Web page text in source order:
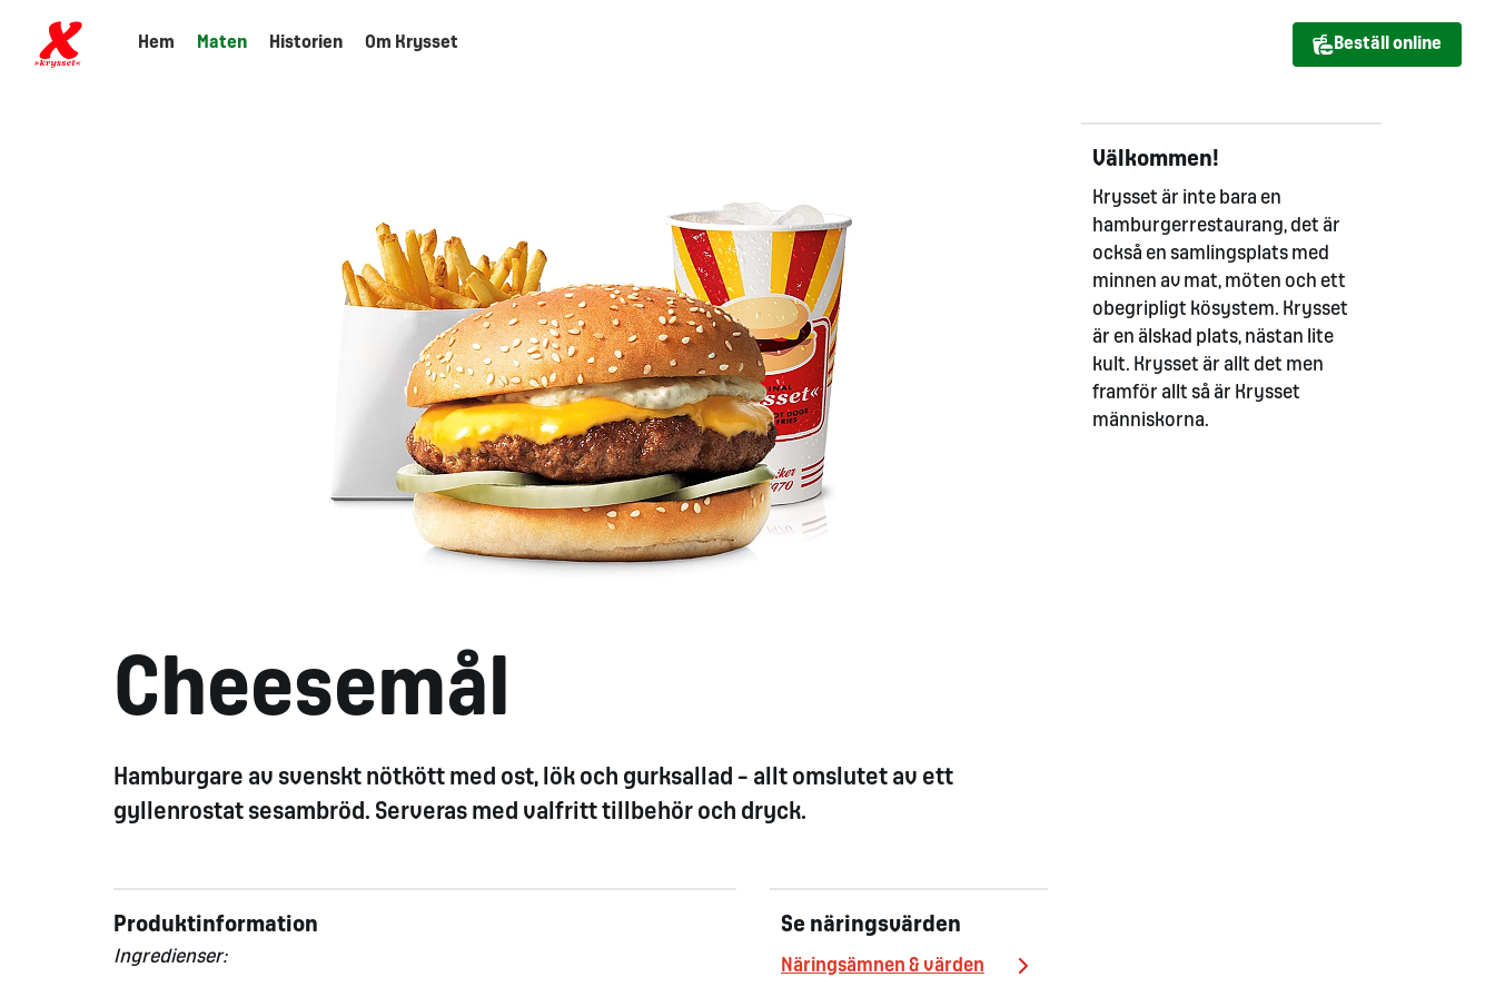
Hem Maten Historien Om Krysset Beställ online
Cheesemål
Hamburgare av svenskt nötkött med ost, lök och gurksallad – allt omslutet av ett
gyllenrostat sesambröd. Serveras med valfritt tillbehör och dryck.
Produktinformation
Ingredienser:
Se näringsvärden
Näringsämnen & värden
Välkommen!
Krysset är inte bara en
hamburgerrestaurang, det är
också en samlingsplats med
minnen av mat, möten och ett
obegripligt kösystem. Krysset
är en älskad plats, nästan lite
kult. Krysset är allt det men
framför allt så är Krysset
människorna.